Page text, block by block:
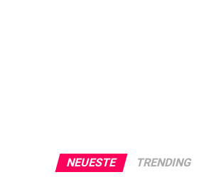
NEUESTE TRENDING